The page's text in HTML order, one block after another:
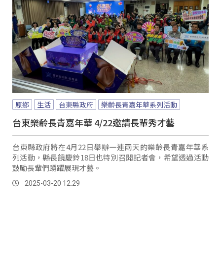
原鄉 生活 台東縣政府 樂齡長青嘉年華系列活動
台東樂齡長青嘉年華 4/22邀請長輩秀才藝
台東縣政府將在4月22日舉辦一連兩天的樂齡長青嘉年華系
列活動，縣長饒慶鈴18日也特別召開記者會，希望透過活動
鼓勵長輩們踴躍展現才藝。
2025-03-20 12:29